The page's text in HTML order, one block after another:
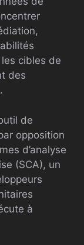
cibles de
des
de
opposition
d’analyse
(SCA), un
à